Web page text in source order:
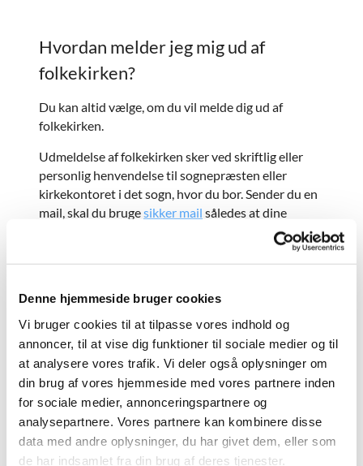
Denne hjemmeside bruger cookies
Vi bruger cookies til at tilpasse vores indhold og
annoncer, til at vise dig funktioner til sociale medier og til
at analysere vores trafik. Vi deler også oplysninger om
din brug af vores hjemmeside med vores partnere inden
for sociale medier, annonceringspartnere og
analysepartnere. Vores partnere kan kombinere disse
data med andre oplysninger, du har givet dem, eller som
de har indsamlet fra din brug af deres tjenester.
Hvordan melder jeg mig ud af
folkekirken?
Du kan altid vælge, om du vil melde dig ud af
folkekirken.
Udmeldelse af folkekirken sker ved skriftlig eller
personlig henvendelse til sognepræsten eller
kirkekontoret i det sogn, hvor du bor. Sender du en
mail, skal du brugesikker mail således at dine
oplysninger sendes krypteret. Hvis du bor i
sognepræsten eller kirkekontoret i det sogn i
udlandet.
For børn og unge under 18 år er det den person,
som har forældremyndigheden, der træffer
beslutning om udmeldelse af folkekirken. En
person, der er fyldt 15 år, skal dog selv give sit
samtykke til at blive meldt ud.
Det er ikke muligt at være medlem af folkekirken og
et andet trossamfund på samme tid. Hvis du slutter